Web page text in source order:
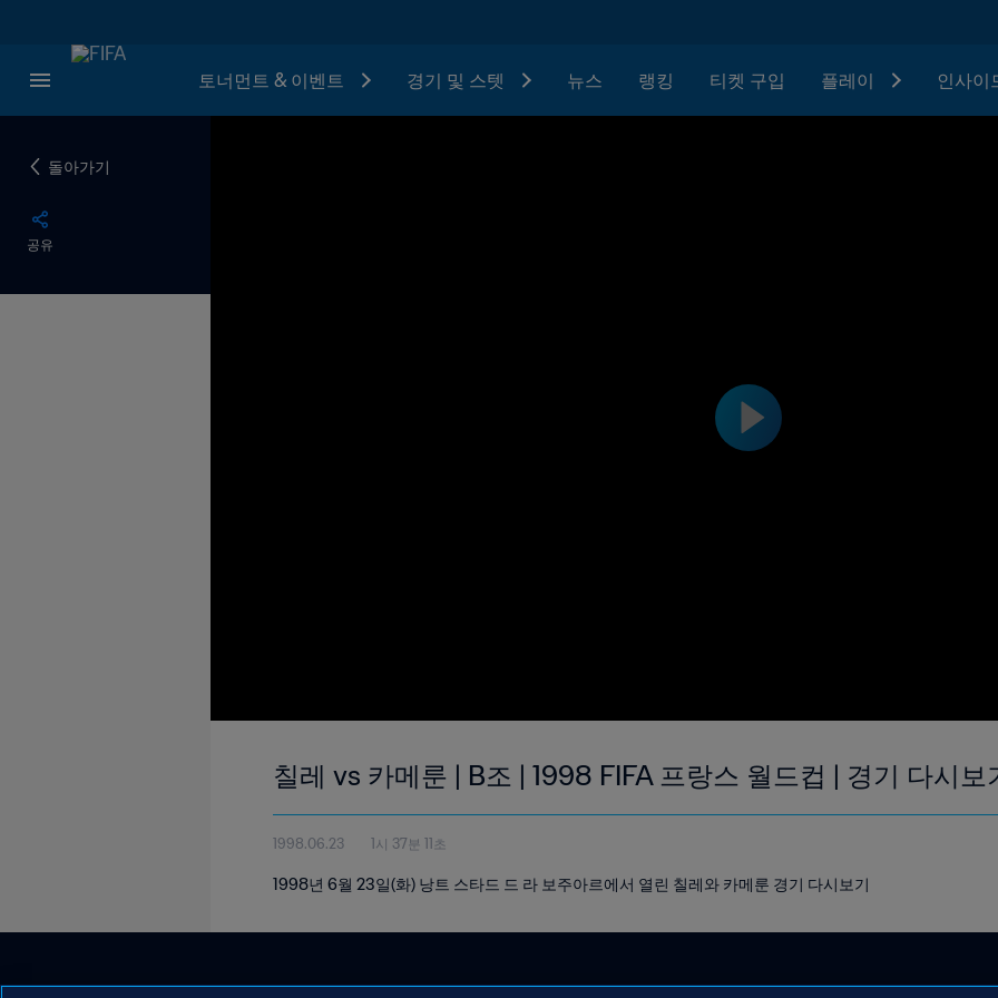
토너먼트 & 이벤트 경기 및 스텟 뉴스 랭킹 티켓 구입 플레이 인사이
돌아가기
공유
칠레 vs 카메룬 | B조 | 1998 FIFA 프랑스 월드컵 | 경기 다시보
1998.06.23 1시 37분 11초
1998년 6월 23일(화) 낭트 스타드 드 라 보주아르에서 열린 칠레와 카메룬 경기 다시보기